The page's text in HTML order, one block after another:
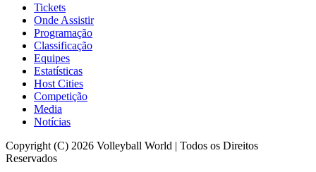
Tickets
Onde Assistir
Programação
Classificação
Equipes
Estatísticas
Host Cities
Competição
Media
Notícias
Copyright (C) 2026 Volleyball World | Todos os Direitos
Reservados